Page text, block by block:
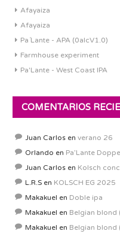
Afayaiza
Afayaiza
Pa´Lante - APA (0alcV1.0)
Farmhouse experiment
Pa'Lante - West Coast IPA
COMENTARIOS
Juan Carlos en verano 26
Orlando en Pa’Lante
Juan Carlos en Kolsch
L.R.S en KOLSCH EG 2025
Makakuel en Doble ipa
Makakuel en Belgian blond
Makakuel en Belgian blond